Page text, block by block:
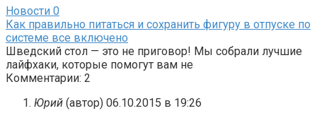
Новости 0
Как правильно питаться и сохранить фигуру в отпуске по
системе все включено
Шведский стол — это не приговор! Мы собрали лучшие
лайфхаки, которые помогут вам не
Комментарии: 2
Юрий (автор) 06.10.2015 в 19:26